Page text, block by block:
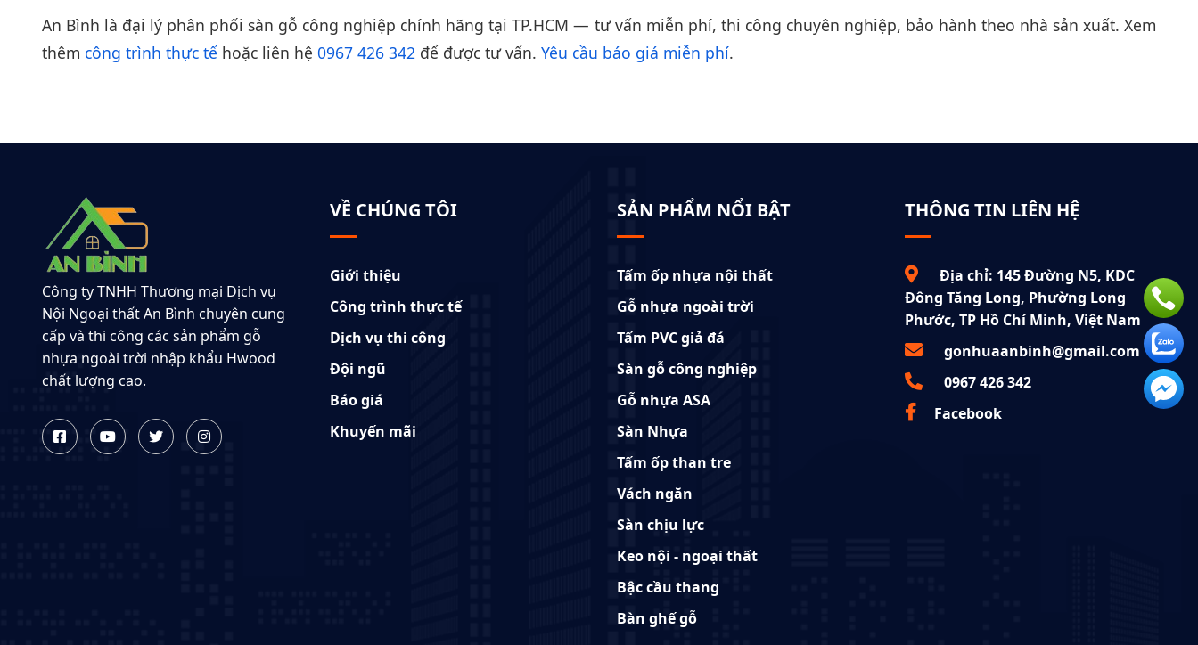
An Bình là đại lý phân phối sàn gỗ công nghiệp chính hãng tại TP.HCM — tư vấn miễn phí, thi công chuyên nghiệp, bảo hành theo nhà sản xuất. Xem
thêm công trình thực tế hoặc liên hệ 0967 426 342 để được tư vấn. Yêu cầu báo giá miễn phí.
Công ty TNHH Thương mại Dịch vụ
Nội Ngoại thất An Bình chuyên cung
cấp và thi công các sản phẩm gỗ
nhựa ngoài trời nhập khẩu Hwood
chất lượng cao.
VỀ CHÚNG TÔI
Giới thiệu
Công trình thực tế
Dịch vụ thi công
Đội ngũ
Báo giá
Khuyến mãi
SẢN PHẨM NỔI BẬT
Tấm ốp nhựa nội thất
Gỗ nhựa ngoài trời
Tấm PVC giả đá
Sàn gỗ công nghiệp
Gỗ nhựa ASA
Sàn Nhựa
Tấm ốp than tre
Vách ngăn
Sàn chịu lực
Keo nội - ngoại thất
Bậc cầu thang
Bàn ghế gỗ
THÔNG TIN LIÊN HỆ
Địa chỉ: 145 Đường N5, KDC
Đông Tăng Long, Phường Long
Phước, TP Hồ Chí Minh, Việt Nam
gonhuaanbinh@gmail.com
0967 426 342
Facebook